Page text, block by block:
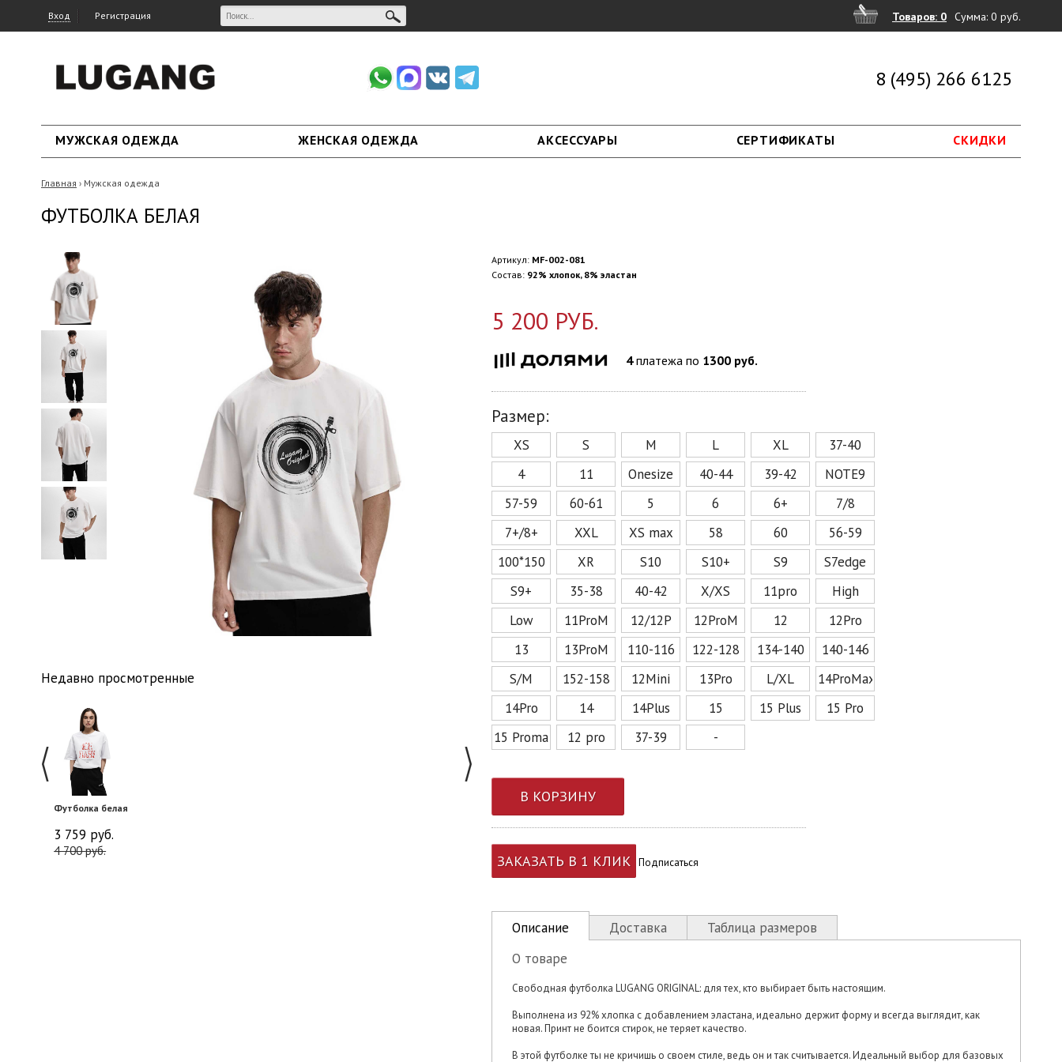
Вход Регистрация Товаров: 0 Сумма: 0 руб.
8 (495) 266 6125
МУЖСКАЯ ОДЕЖДА ЖЕНСКАЯ ОДЕЖДА АКСЕССУАРЫ СЕРТИФИКАТЫ СКИДКИ
Главная › Мужская одежда
ФУТБОЛКА БЕЛАЯ
Недавно просмотренные
Футболка белая
3 759 руб.
4 700руб.
Артикул: MF-002-081
Состав: 92% хлопок, 8% эластан
5 200 РУБ.
4платежа по 1300 руб.
Размер:
XS S M L XL
37-40
4
11 Onesize 40-44 39-42
NOTE9
57-59
60-61 5 6 6+
7/8
7+/8+
XXL XS max 58 60
56-59
100*150
XR S10 S10+ S9
S7edge
S9+
35-38 40-42 X/XS 11pro
High
Low
11ProM 12/12P 12ProM 12
12Pro
13
13ProM 110-116 122-128 134-140
140-146
S/M
152-158 12Mini 13Pro L/XL
14ProMax
14Pro
14 14Plus 15 15 Plus
15 Pro
15 Promax
12 pro 37-39 -
В КОРЗИНУ
ЗАКАЗАТЬ В 1 КЛИК Подписаться
Описание Доставка
Таблица размеров
О товаре
Свободная футболка LUGANG ORIGINAL: для тех, кто выбирает быть настоящим.
Выполнена из 92% хлопка с добавлением эластана, идеально держит форму и всегда выглядит, как
новая. Принт не боится стирок, не теряет качество.
В этой футболке ты не кричишь о своем стиле, ведь он и так считывается. Идеальный выбор для базовых